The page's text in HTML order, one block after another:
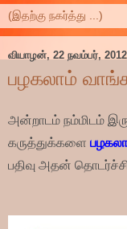
வியாழன், 22 நவம்பர், 2012
பழகலாம்
அன்றாடம் நம்மிடம்
கருத்துக்களை
பதிவு அதன்